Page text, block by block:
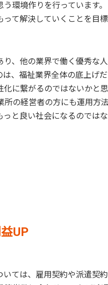
環境作りを行っています
て解決していくことを目標
、他の業界で働く優秀な
、福祉業界全体の底上げ
に繋がるのではないかと
の経営者の方にも運用方
と良い社会になるのでは
UP
ては、雇用契約や派遣契